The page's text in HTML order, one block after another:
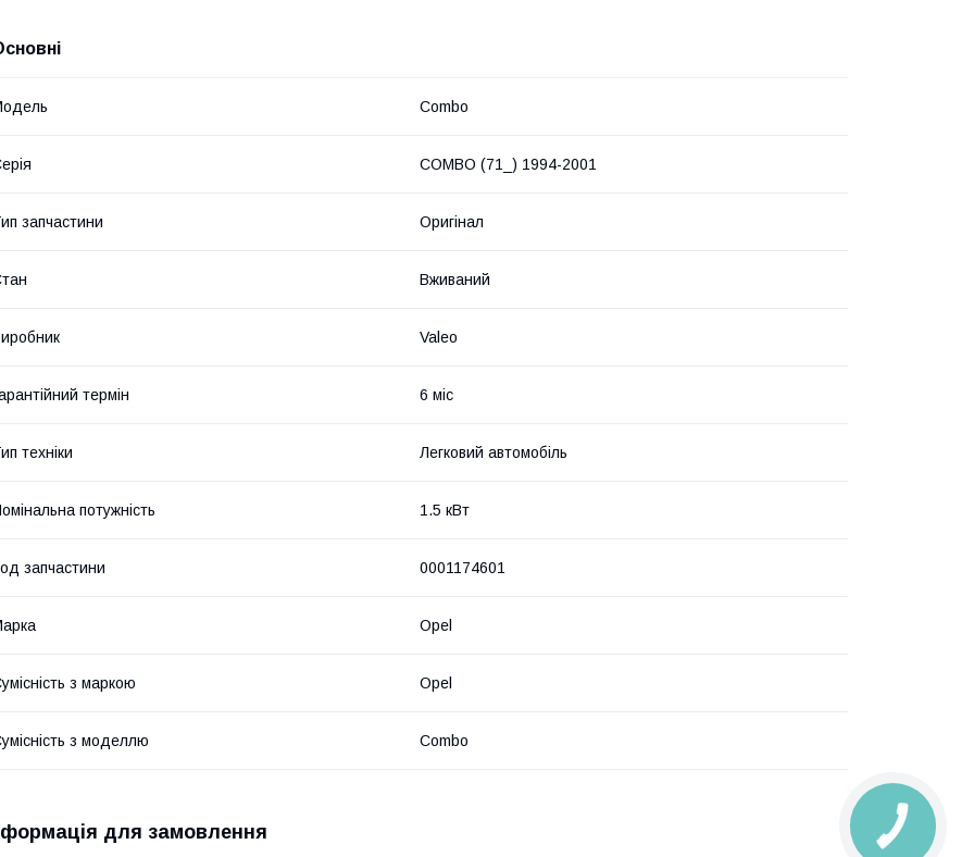
Combo
COMBO (71_) 1994-2001
запчастини Оригінал
Вживаний
Valeo
термін 6 міс
техніки Легковий автомобіль
потужність 1.5 кВт
запчастини 0001174601
Opel
з маркою Opel
з моделлю Combo
для замовлення